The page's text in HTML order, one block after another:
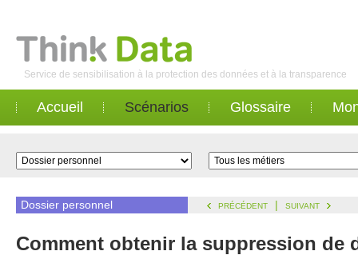
Service de sensibilisation à la protection des données et à la transparence
Accueil Scénarios Glossaire
Dossier personnel PRÉCÉDENT | SUIVANT
Comment obtenir la suppression de